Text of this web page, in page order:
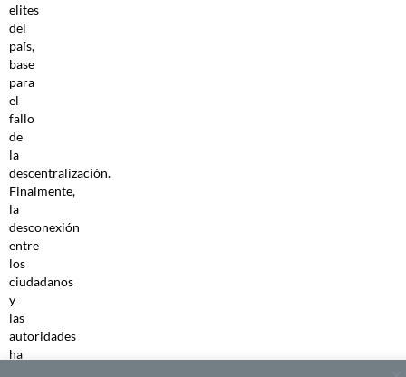
elites
del
país,
base
para
el
fallo
de
la
descentralización.
Finalmente,
la
desconexión
entre
los
ciudadanos
y
las
autoridades
ha